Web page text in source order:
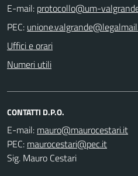
E-mail:
PEC:
Uffici e orari
Numeri utili
CONTATTI D.P.O.
E-mail:
PEC:
Sig. Mauro Cestari